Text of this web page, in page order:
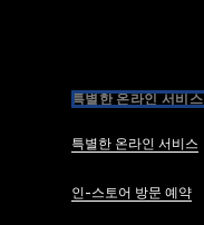
특별한 온라인 서비스
특별한 온라인 서비스
인-스토어 방문 예약